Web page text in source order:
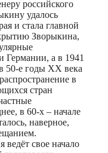
российского
удалось
и стала главной
Зворыкина,
Германии, а в 1941
50-е годы XX века
в
стран
в 60-х – начале
наверное,
ведёт свое начало